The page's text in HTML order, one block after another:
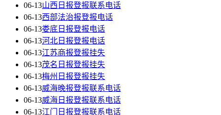
06-13山西日报登报联系电话
06-13西部法治报登报电话
06-13娄底日报登报电话
06-13河北日报登报电话
06-13江苏商报登报挂失
06-13茂名日报登报挂失
06-13梅州日报登报挂失
06-13威海晚报登报联系电话
06-13威海日报登报联系电话
06-13江门日报登报联系电话